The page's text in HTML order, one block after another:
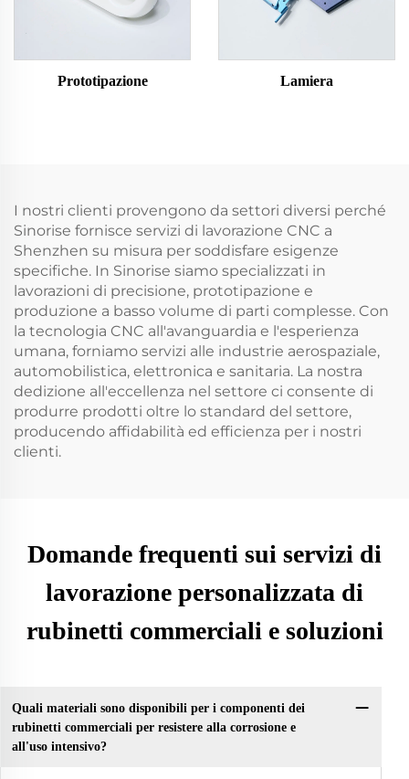
Prototipazione Lamiera
I nostri clienti provengono da settori diversi perché
Sinorise fornisce servizi di lavorazione CNC a
Shenzhen su misura per soddisfare esigenze
specifiche. In Sinorise siamo specializzati in
lavorazioni di precisione, prototipazione e
produzione a basso volume di parti complesse. Con
la tecnologia CNC all'avanguardia e l'esperienza
umana, forniamo servizi alle industrie aerospaziale,
automobilistica, elettronica e sanitaria. La nostra
dedizione all'eccellenza nel settore ci consente di
produrre prodotti oltre lo standard del settore,
producendo affidabilità ed efficienza per i nostri
clienti.
Domande frequenti sui servizi di
lavorazione personalizzata di
rubinetti commerciali e soluzioni
Quali materiali sono disponibili per i componenti dei
rubinetti commerciali per resistere alla corrosione e
all'uso intensivo?